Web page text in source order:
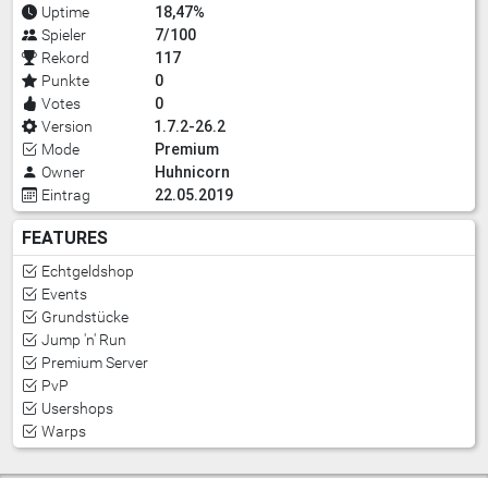
Uptime 18,47%
Spieler 7/100
Rekord 117
Punkte 0
Votes 0
Version 1.7.2-26.2
Mode Premium
Owner Huhnicorn
Eintrag 22.05.2019
FEATURES
Echtgeldshop
Events
Grundstücke
Jump 'n' Run
Premium Server
PvP
Usershops
Warps